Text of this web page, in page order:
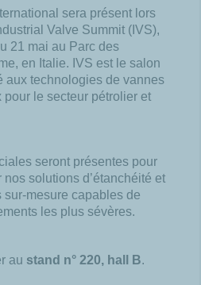
sera présent lors
Valve Summit (IVS),
21 mai au Parc des
en Italie. IVS est le salon
aux technologies de vannes
pour le secteur pétrolier et
seront présentes pour
solutions d’étanchéité et
mesure capables de
les plus sévères.
au stand n° 220, hall B.